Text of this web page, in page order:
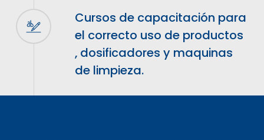
Cursos de capacitación para
el correcto uso de productos
, dosificadores y maquinas
de limpieza.